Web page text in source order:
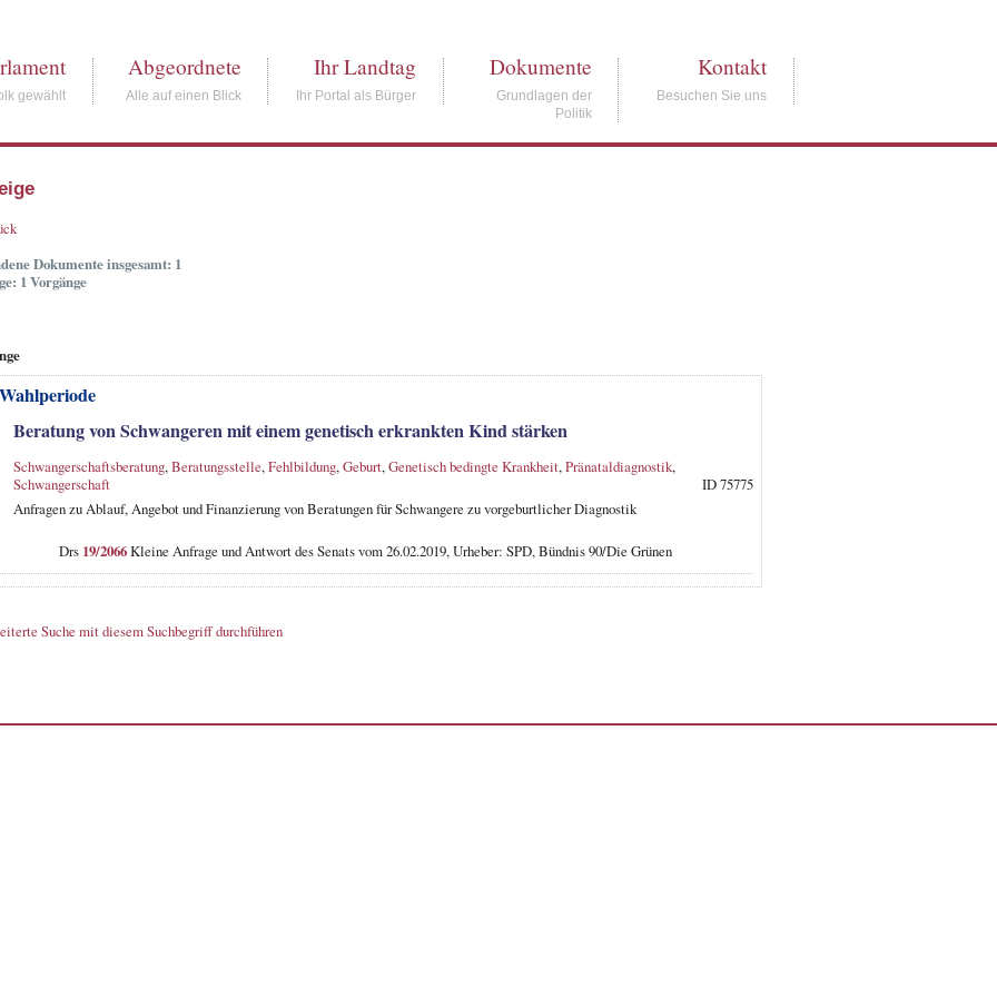
gewählt
Abgeordnete
Alle auf einen Blick
Ihr Landtag
Ihr Portal als Bürger
Dokumente
Grundlagen der
Politik
Kontakt
Besuchen Sie uns
Dokumente insgesamt: 1
1 Vorgänge
Beratung von Schwangeren mit einem genetisch erkrankten Kind stärken
Schwangerschaftsberatung,Beratungsstelle,Fehlbildung,Geburt,Genetisch bedingte Krankheit,Pränataldiagnostik,
Schwangerschaft
ID 75775
Anfragen zu Ablauf, Angebot und Finanzierung von Beratungen für Schwangere zu vorgeburtlicher Diagnostik
Drs 19/2066Kleine Anfrage und Antwort des Senats vom 26.02.2019, Urheber: SPD, Bündnis 90/Die Grünen
Suche mit diesem Suchbegriff durchführen